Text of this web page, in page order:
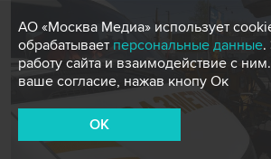
АО «Москва Медиа» использует
обрабатывает персональные данные.
работу сайта и взаимодействие с
ваше согласие, нажав кнопу Ок
OK